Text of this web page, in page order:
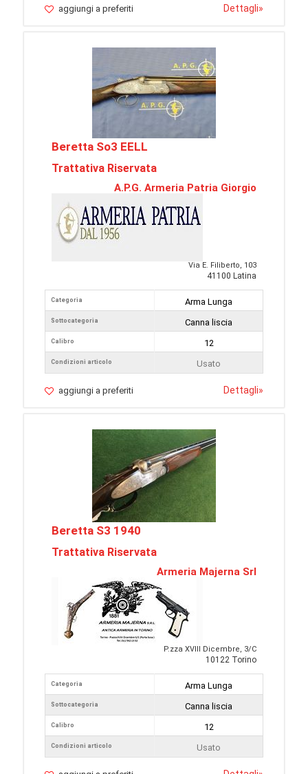
aggiungi a preferiti Dettagli»
Beretta So3 EELL
Trattativa Riservata
A.P.G. Armeria Patria Giorgio
Via E. Filiberto, 103
41100 Latina
Categoria
Sottocategoria
Calibro
Condizioni articolo
Arma Lunga
Canna liscia
12
Usato
aggiungi a preferiti Dettagli»
Beretta S3 1940
Trattativa Riservata
Armeria Majerna Srl
P.zza XVIII Dicembre, 3/C
10122 Torino
Categoria
Sottocategoria
Calibro
Condizioni articolo
Arma Lunga
Canna liscia
12
Usato